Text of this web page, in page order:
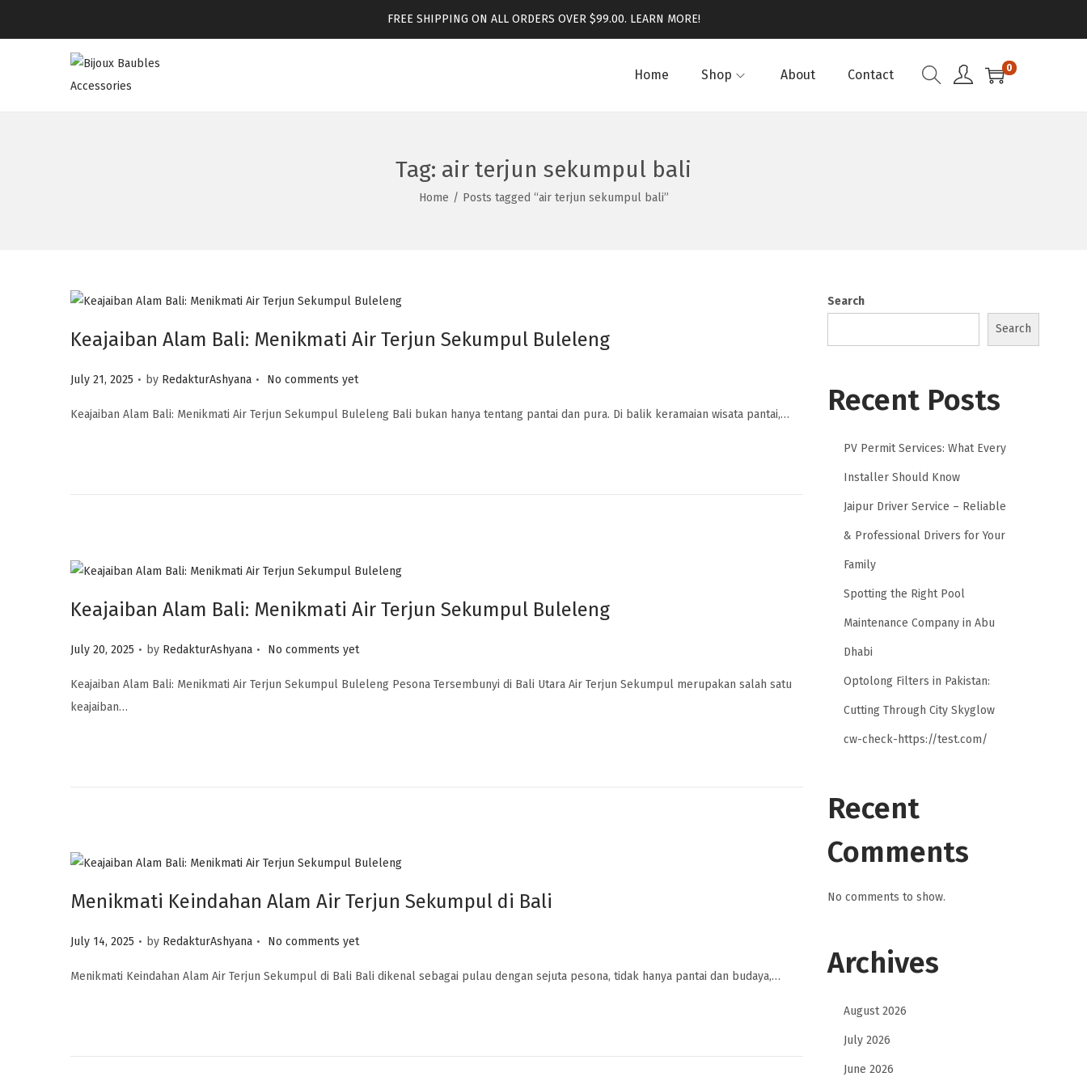
FREE SHIPPING ON ALL ORDERS OVER $99.00. LEARN MORE!
Home Shop About Contact 0
Tag: air terjun sekumpul bali
Home / Posts tagged “air terjun sekumpul bali”
Keajaiban Alam Bali: Menikmati Air Terjun Sekumpul Buleleng
P
s
July 21, 2025 . by RedakturAshyana . No comments yet
Keajaiban Alam Bali: Menikmati Air Terjun Sekumpul Buleleng Bali bukan hanya tentang pantai dan pura. Di balik keramaian wisata pantai,…
Keajaiban Alam Bali: Menikmati Air Terjun Sekumpul Buleleng
P
s
t
July 20, 2025 . by RedakturAshyana . No comments yet
Keajaiban Alam Bali: Menikmati Air Terjun Sekumpul Buleleng Pesona Tersembunyi di Bali Utara Air Terjun Sekumpul merupakan salah satu
keajaiban…
Menikmati Keindahan Alam Air Terjun Sekumpul di Bali
P
s
July 14, 2025 . by RedakturAshyana . No comments yet
Menikmati Keindahan Alam Air Terjun Sekumpul di Bali Bali dikenal sebagai pulau dengan sejuta pesona, tidak hanya pantai dan budaya,…
Search
Search
Recent Posts
PV Permit Services: What Every
Installer Should Know
Jaipur Driver Service – Reliable
& Professional Drivers for Your
Family
Spotting the Right Pool
Maintenance Company in Abu
Dhabi
Optolong Filters in Pakistan:
Cutting Through City Skyglow
cw-check-https://test.com/
Recent
Comments
No comments to show.
Archives
August 2026
July 2026
June 2026